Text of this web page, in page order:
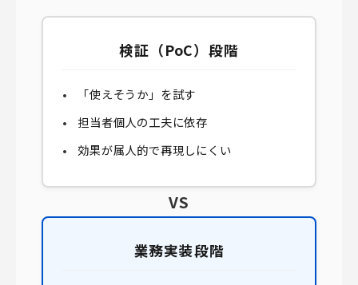
検証（PoC）段階
「使えそうか」を試す
担当者個人の工夫に依存
効果が属人的で再現しにくい
VS
業務実装段階